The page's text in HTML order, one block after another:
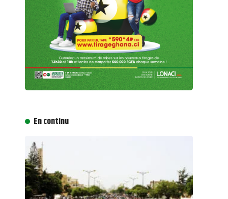
En continu